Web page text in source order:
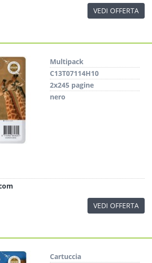
VEDI OFFERTA
Multipack
C13T07114H10
2x245 pagine
nero
VEDI OFFERTA
Cartuccia